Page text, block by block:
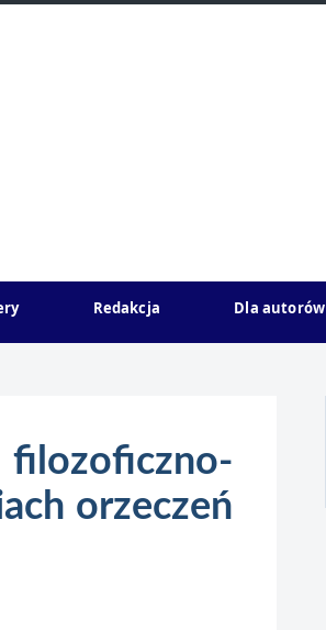
Redakcja Dla autorów
orzeczeń